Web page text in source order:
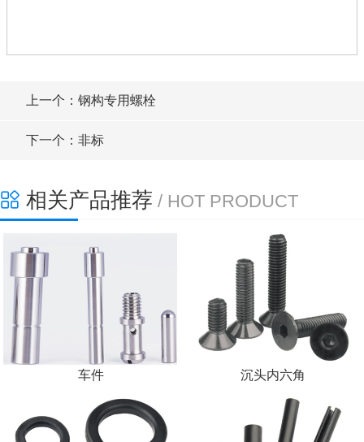
上一个：钢构专用螺栓
下一个：非标
相关产品推荐 / HOT PRODUCT
车件 沉头内六角